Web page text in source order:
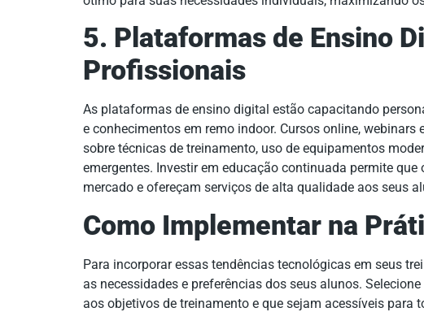
5. Plataformas de Ensino
Profissionais
As plataformas de ensino digital estão capacitando
e conhecimentos em remo indoor. Cursos online,
sobre técnicas de treinamento, uso de equipamentos
emergentes. Investir em educação continuada permite
mercado e ofereçam serviços de alta qualidade aos seus
Como Implementar na
Para incorporar essas tendências tecnológicas em seus
as necessidades e preferências dos seus alunos.
aos objetivos de treinamento e que sejam acessíveis para